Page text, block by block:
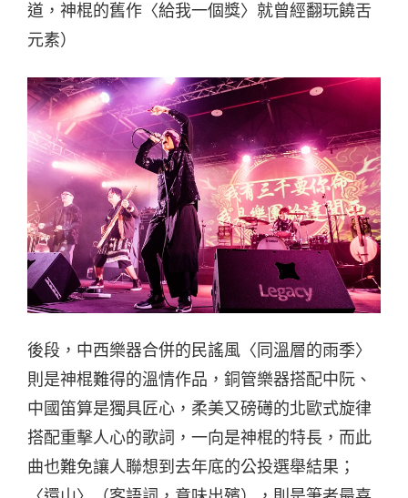
道，神棍的舊作〈給我一個獎〉就曾經翻玩饒舌
元素）
後段，中西樂器合併的民謠風〈同溫層的雨季〉
則是神棍難得的溫情作品，銅管樂器搭配中阮、
中國笛算是獨具匠心，柔美又磅礡的北歐式旋律
搭配重擊人心的歌詞，一向是神棍的特長，而此
曲也難免讓人聯想到去年底的公投選舉結果；